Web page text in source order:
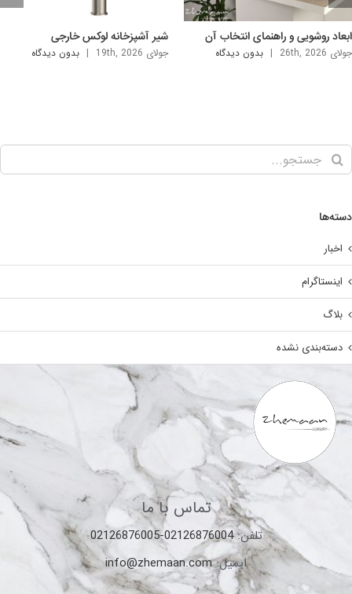
شیر ظرفشویی لوکس و جدید
جولای 12th, 2026 بدون ديدگاه
شیر توکار؛ شیرآلات مدرن و تک برای
سرویس بهداشتی و حمام
اخبار
اینستاگرام
بلاگ
دسته‌بندی نشده
تماس با ما
تلفن:02126876004-02126876005
ایمیل:info@zhemaan.com
آدرس: تهران- فرمانیه